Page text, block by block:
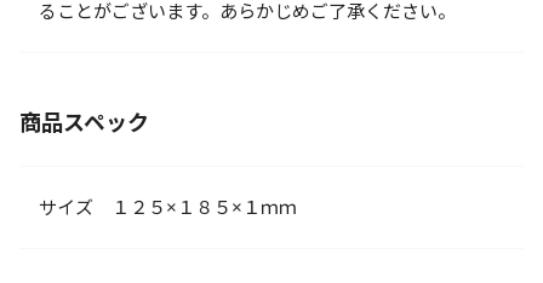
ることがございます。あらかじめご了承ください。
商品スペック
サイズ １２５×１８５×１ｍｍ